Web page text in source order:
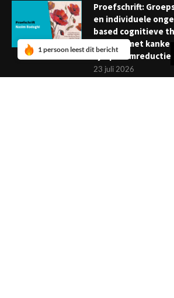
Proefschrift:
en individuele
based cognitieve
mensen met
symptoomreductie
23 juli 2026
1 persoon leest dit bericht